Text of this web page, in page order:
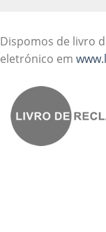
Dispomos de livro
eletrónico em